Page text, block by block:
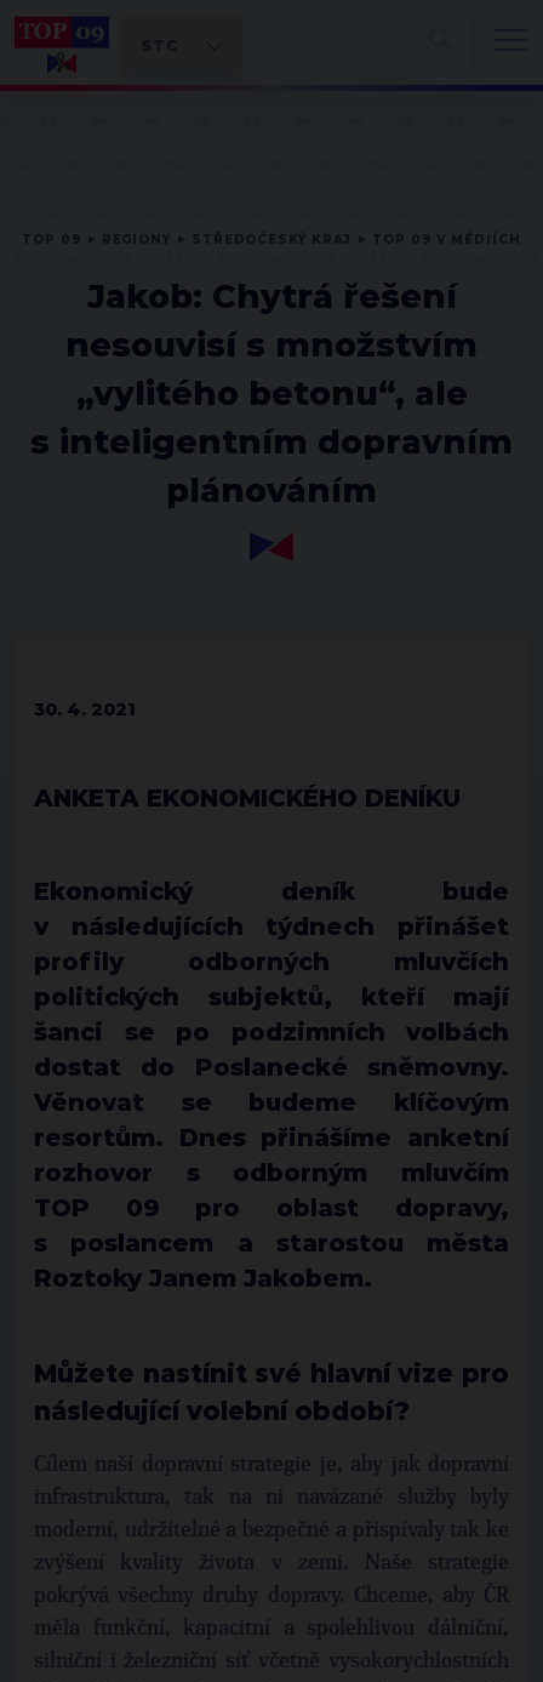
Jakob: Chytrá řešení
nesouvisí s množstvím
„vylitého betonu“, ale
s inteligentním dopravním
plánováním
30. 4. 2021
ANKETA EKONOMICKÉHO DENÍKU
Ekonomický deník bude
v následujících týdnech přinášet
profily odborných mluvčích
politických subjektů, kteří mají
šanci se po podzimních volbách
dostat do Poslanecké sněmovny.
Věnovat se budeme klíčovým
resortům. Dnes přinášíme anketní
rozhovor s odborným mluvčím
TOP 09 pro oblast dopravy,
s poslancem a starostou města
Roztoky Janem Jakobem.
Můžete nastínit své hlavní vize pro
následující volební období?
Cílem naší dopravní strategie je, aby jak dopravní
infrastruktura, tak na ni navázané služby byly
moderní, udržitelné a bezpečné a přispívaly tak ke
zvýšení kvality života v zemi. Naše strategie
pokrývá všechny druhy dopravy. Chceme, aby ČR
měla funkční, kapacitní a spolehlivou dálniční,
silniční i železniční síť včetně vysokorychlostních